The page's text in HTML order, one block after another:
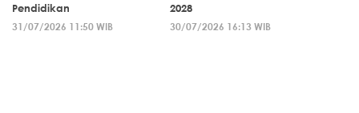
Pendidikan
31/07/2026 11:50 WIB
2028
30/07/2026 16:13 WIB